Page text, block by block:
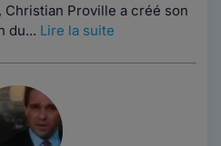
Proville a créé son
du... Lire la suite